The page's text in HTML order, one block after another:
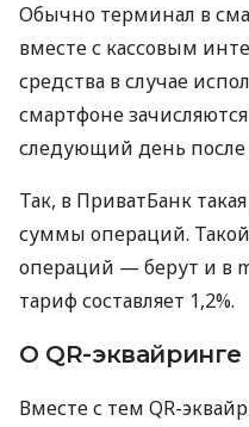
Обычно терминал в
вместе с кассовым
средства в случае
смартфоне
следующий день
Так, в ПриватБанк
суммы операций.
операций — берут и в
тариф составляет 1,2%.
О QR-эквайринге
Вместе с тем QR-